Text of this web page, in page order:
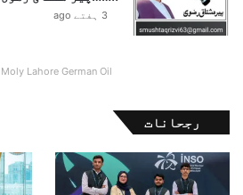
3 ہفتے ago
Lahore German Oil
رجحانات